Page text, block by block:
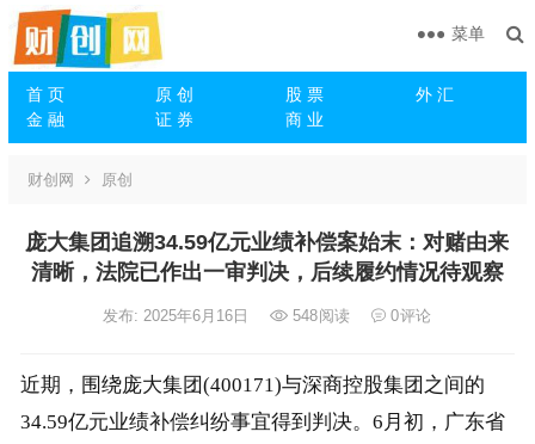
首 页 原 创 股 票
外 汇
金 融
证 券 商 业
菜单
财创网 原创
庞大集团追溯34.59亿元业绩补偿案始末：对赌由来
清晰，法院已作出一审判决，后续履约情况待观察
发布: 2025年6月16日 548阅读 0评论
近期，围绕庞大集团(400171)与深商控股集团之间的
34.59亿元业绩补偿纠纷事宜得到判决。6月初，广东省